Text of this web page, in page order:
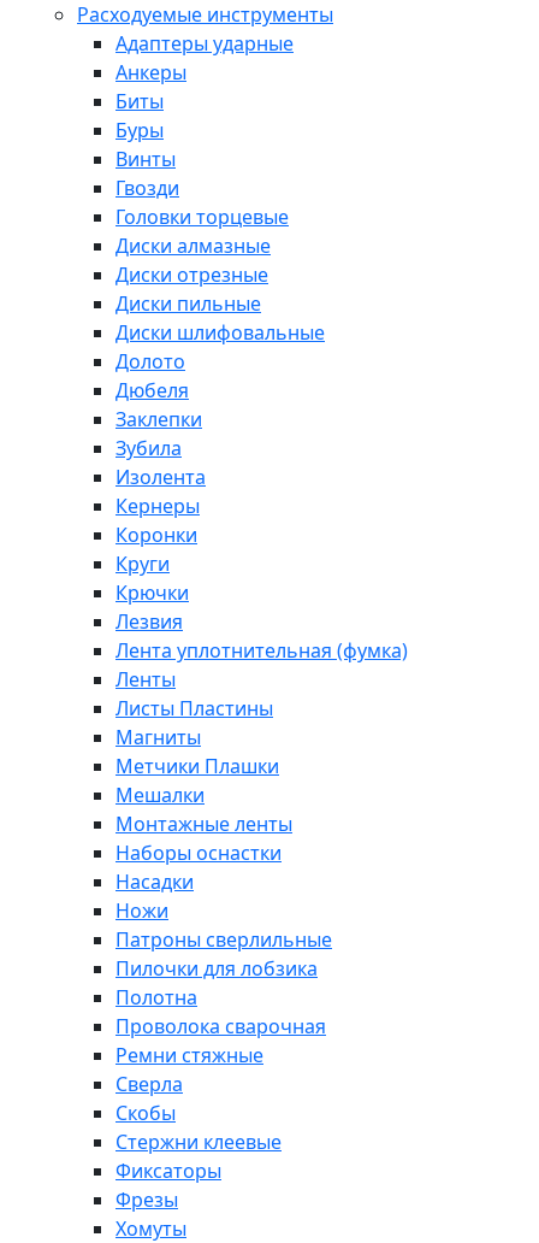
Расходуемые инструменты
Адаптеры ударные
Анкеры
Биты
Буры
Винты
Гвозди
Головки торцевые
Диски алмазные
Диски отрезные
Диски пильные
Диски шлифовальные
Долото
Дюбеля
Заклепки
Зубила
Изолента
Кернеры
Коронки
Круги
Крючки
Лезвия
Лента уплотнительная (фумка)
Ленты
Листы Пластины
Магниты
Метчики Плашки
Мешалки
Монтажные ленты
Наборы оснастки
Насадки
Ножи
Патроны сверлильные
Пилочки для лобзика
Полотна
Проволока сварочная
Ремни стяжные
Сверла
Скобы
Стержни клеевые
Фиксаторы
Фрезы
Хомуты